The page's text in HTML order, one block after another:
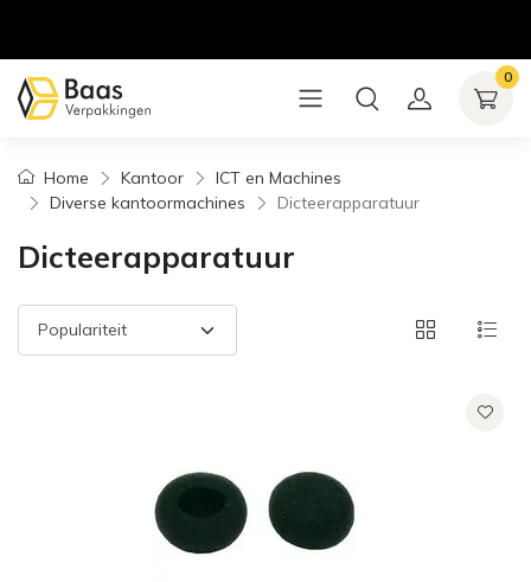
0
Home Kantoor
ICT en Machines
Diverse kantoormachines
Dicteerapparatuur
Dicteerapparatuur